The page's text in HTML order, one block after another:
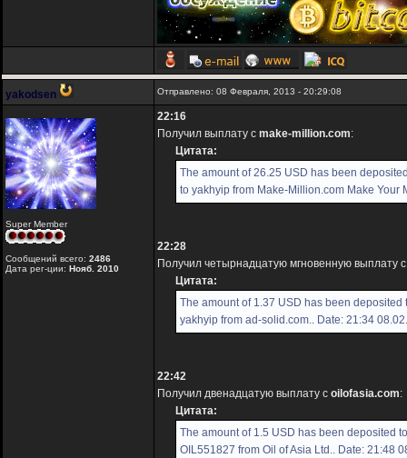
yakodsen Отправлено: 08 Февраля, 2013 - 20:29:08
Super Member
Сообщений всего: 2486
Дата рег-ции: Нояб. 2010
22:16
Получил выплату с make-million.com:
Цитата:
The amount of 26.25 USD has been
to yakhyip from Make-Million.com Make
22:28
Получил четырнадцатую мгновенную выплату
Цитата:
The amount of 1.37 USD has been
yakhyip from ad-solid.com.. Date: 21:34
22:42
Получил двенадцатую выплату с oilofasia.com:
Цитата:
The amount of 1.5 USD has been deposited
OIL551827 from Oil of Asia Ltd.. Date: 21:48